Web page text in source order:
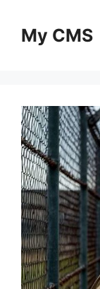
contentMy CMS